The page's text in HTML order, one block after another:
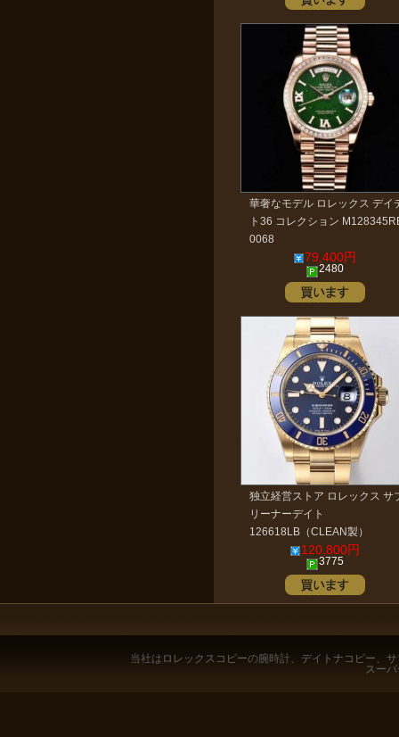
華奢なモデル ロレックス デイ
ト36 コレクション
0068
79,400円
2480
独立経営ストア ロレックス サ
リーナーデイト
126618LB（CLEAN製）
120,800円
3775
当社は ロレックスコピーの腕時計、 デイトナコピー、
スー